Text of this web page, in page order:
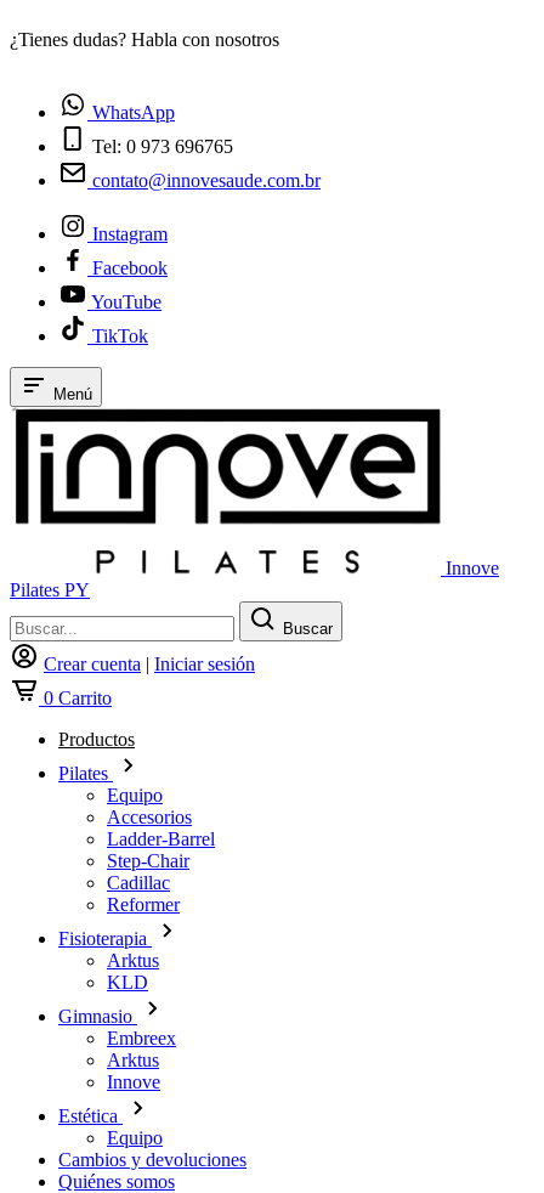
¿Tienes dudas? Habla con nosotros
WhatsApp
Tel: 0 973 696765
contato@innovesaude.com.br
Instagram
Facebook
YouTube
TikTok
Menú
Innove
Pilates PY
Buscar
Crear cuenta | Iniciar sesión
0 Carrito
Productos
Pilates
Equipo
Accesorios
Ladder-Barrel
Step-Chair
Cadillac
Reformer
Fisioterapia
Arktus
KLD
Gimnasio
Embreex
Arktus
Innove
Estética
Equipo
Cambios y devoluciones
Quiénes somos